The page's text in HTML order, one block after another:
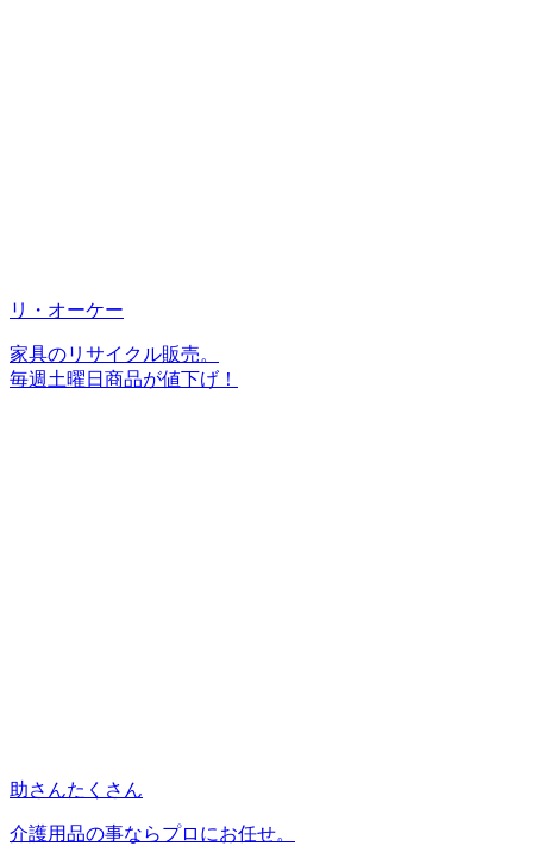
リ・オーケー
家具のリサイクル販売。
毎週土曜日商品が値下げ！
助さんたくさん
介護用品の事ならプロにお任せ。